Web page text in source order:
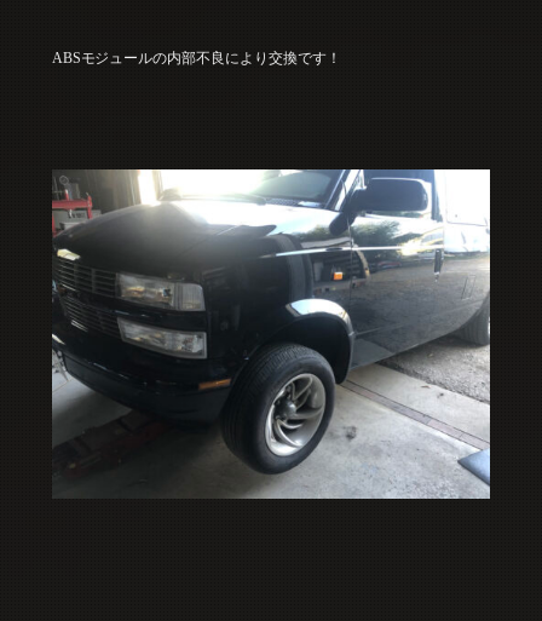
ABSモジュールの内部不良により交換です！